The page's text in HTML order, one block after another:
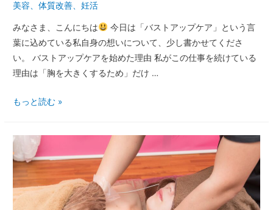
美容 、体質改善 、妊活
みなさま、こんにちは
今日は「バストアップケア」という言
葉に込めている私自身の想いについて、少し書かせてくださ
い。 バストアップケアを始めた理由 私がこの仕事を続けている
理由は「胸を大きくするため」だけ …
もっと読む »